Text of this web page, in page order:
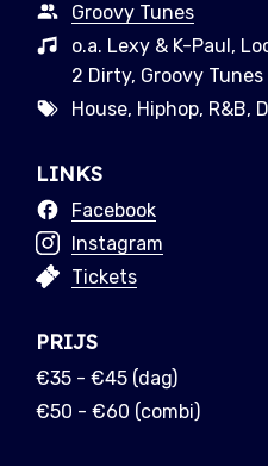
Groovy Tunes
o.a. Lexy & K-Paul,
2 Dirty, Groovy
House, Hiphop, R&B,
LINKS
Facebook
Instagram
Tickets
PRIJS
€35 - €45 (dag)
€50 - €60 (combi)